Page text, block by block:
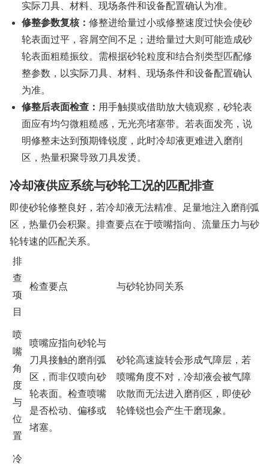
实际刀具、材料、现场条件和设备配置确认为准。
修整参数复核： 修整进给量过小或修整速度过快会使砂
轮表面过平，容屑空间不足；进给量过大则可能造成砂
轮表面粗糙振纹。需根据砂轮粒度和结合剂类型匹配修
整参数，以实际刀具、材料、现场条件和设备配置确认
为准。
修整后表面检查： 用手触摸或借助放大镜观察，砂轮表
面应有均匀微粗糙感，无光亮堵塞带。若表面发亮，说
明修整未达到预期锋锐度，此时冷却液更难进入磨削
区，热量积聚导致刀具发烫。
冷却液供应系统与砂轮工况的匹配排查
即使砂轮修整良好，若冷却液无法精准、足量地注入磨削弧
区，热量仍会积聚。排查要点在于喷嘴指向、流量压力与砂
轮转速的匹配关系。
排
查
项
目
检查要点 与砂轮协同关系
喷
嘴
角
度
与
位
置
喷嘴应指向砂轮与
刀具接触的磨削弧
区，而非仅喷向砂
轮表面。检查喷嘴
是否松动、偏移或
堵塞。
砂轮高速旋转会形成气障层，若
喷嘴角度不对，冷却液会被气障
吹散而无法进入磨削区，即使砂
轮锋锐也会产生干磨现象。
冷